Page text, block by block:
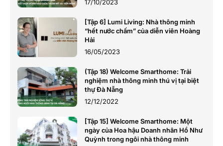
17/10/2023
[Tập 6] Lumi Living: Nhà thông minh
“hết nước chấm” của diễn viên Hoàng
Hải
16/05/2023
(Tập 18) Welcome Smarthome: Trải
nghiệm nhà thông minh thú vị tại biệt
thự Đà Nẵng
12/12/2022
[Tập 15] Welcome Smarthome: Một
ngày của Hoa hậu Doanh nhân Hồ Như
Quỳnh trong ngôi nhà thông minh